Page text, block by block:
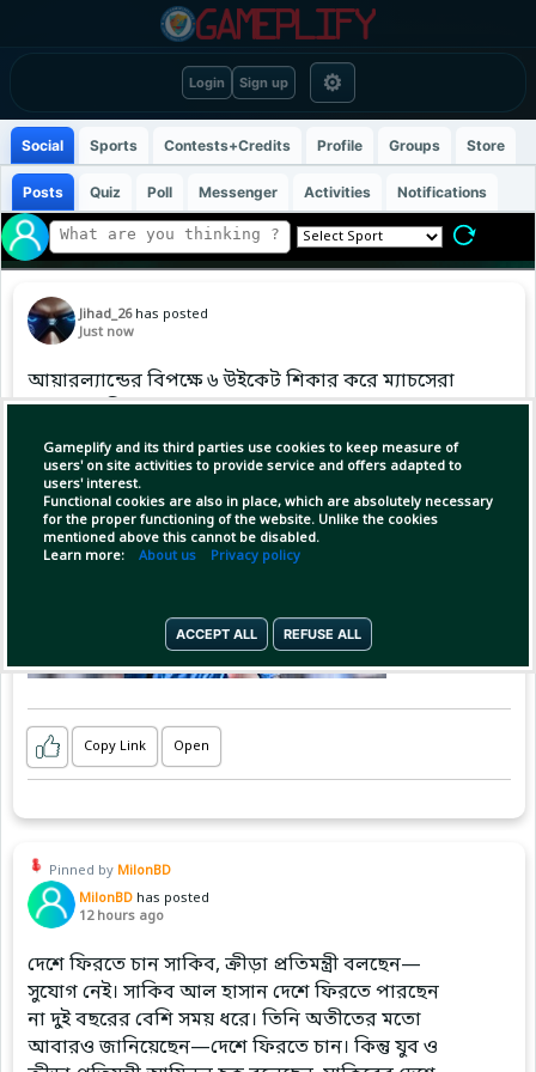
Login Sign up ⚙
Gameplify and its third parties use cookies to keep measure of
users' on site activities to provide service and offers adapted to
users' interest.
Functional cookies are also in place, which are absolutely necessary
for the proper functioning of the website. Unlike the cookies
mentioned above this cannot be disabled.
Learn more: About us Privacy policy
ACCEPT ALL REFUSE ALL
Social Sports Contests+Credits Profile Groups Store
Posts Quiz Poll Messenger Activities Notifications
Jihad_26 has posted
Just now
আয়ারল্যান্ডের বিপক্ষে ৬ উইকেট শিকার করে ম্যাচসেরা
হয়েছেন রশিদ খান।
৯২ রানের ব্যবধানে জিতল আফগানিস্তান।
Copy Link Open
Pinned by MilonBD
MilonBD has posted
12 hours ago
দেশে ফিরতে চান সাকিব, ক্রীড়া প্রতিমন্ত্রী বলছেন—
সুযোগ নেই। সাকিব আল হাসান দেশে ফিরতে পারছেন
না দুই বছরের বেশি সময় ধরে। তিনি অতীতের মতো
আবারও জানিয়েছেন—দেশে ফিরতে চান। কিন্তু যুব ও